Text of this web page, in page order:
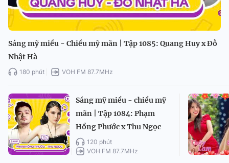
Sáng mỹ miều - Chiều mỹ mãn | Tập 1085: Quang Huy x Đỗ
Nhật Hà
180 phút VOH FM 87.7MHz
Sáng mỹ miều - chiều mỹ
mãn | Tập 1084: Phạm
Hồng Phước x Thu Ngọc
120 phút
VOH FM 87.7MHz